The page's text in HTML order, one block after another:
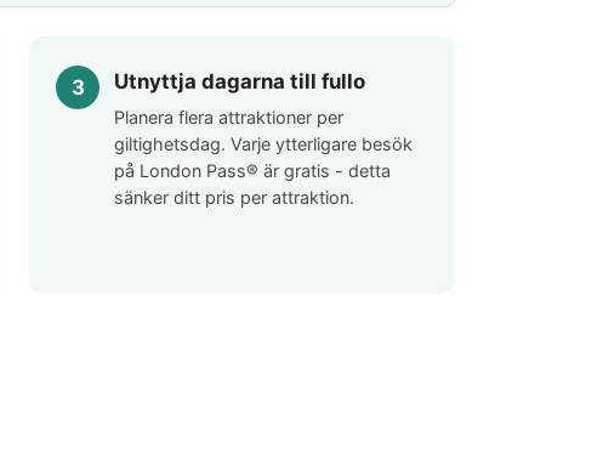
Utnyttja dagarna till fullo
Planera flera attraktioner per
giltighetsdag. Varje ytterligare besök
på London Pass® är gratis - detta
sänker ditt pris per attraktion.